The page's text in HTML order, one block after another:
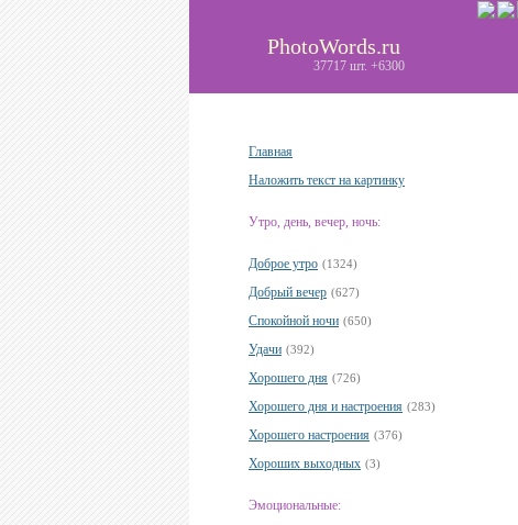
PhotoWords.ru
37717 шт. +6300
Главная
Наложить текст на картинку
Утро, день, вечер, ночь:
Доброе утро (1324)
Добрый вечер (627)
Спокойной ночи (650)
Удачи (392)
Хорошего дня (726)
Хорошего дня и настроения (283)
Хорошего настроения (376)
Хороших выходных (3)
Эмоциональные: